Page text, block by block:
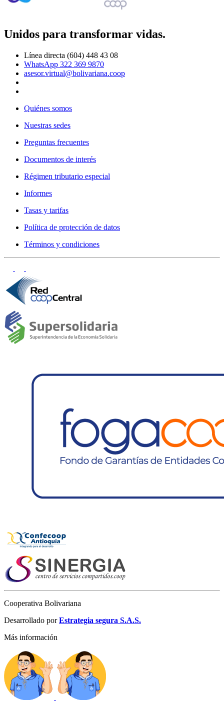
Unidos para transformar vidas.
Línea directa (604) 448 43 08
WhatsApp 322 369 9870
asesor.virtual@bolivariana.coop
Quiénes somos
Nuestras sedes
Preguntas frecuentes
Documentos de interés
Régimen tributario especial
Informes
Tasas y tarifas
Política de protección de datos
Términos y condiciones
Cooperativa Bolivariana
Desarrollado porEstrategia segura S.A.S.
Más información